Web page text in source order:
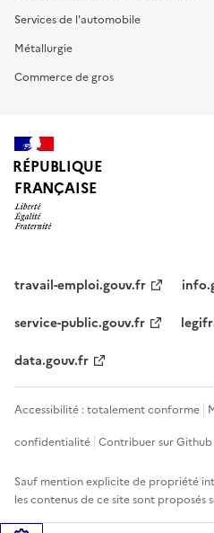
Services de l'automobile
Métallurgie
Commerce de gros
RÉPUBLIQUE
FRANÇAISE
travail-emploi.gouv.fr
service-public.gouv.fr
data.gouv.fr
Accessibilité : totalement conforme
confidentialité Contribuer sur Github
Sauf mention explicite de propriété
les contenus de ce site sont proposés